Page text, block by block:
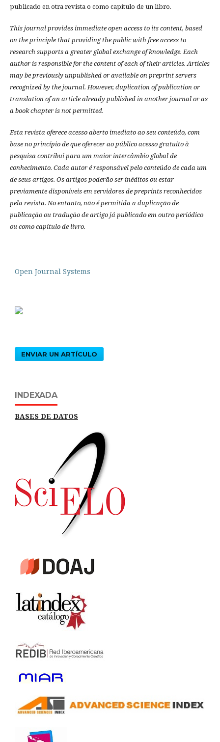
publicado en otra revista o como capítulo de un libro.
This journal provides immediate open access to its content, based
on the principle that providing the public with free access to
research supports a greater global exchange of knowledge. Each
author is responsible for the content of each of their articles. Articles
may be previously unpublished or available on preprint servers
recognized by the journal. However, duplication of publication or
translation of an article already published in another journal or as
a book chapter is not permitted.
Esta revista oferece acesso aberto imediato ao seu conteúdo, com
base no princípio de que oferecer ao público acesso gratuito à
pesquisa contribui para um maior intercâmbio global de
conhecimento. Cada autor é responsável pelo conteúdo de cada um
de seus artigos. Os artigos poderão ser inéditos ou estar
previamente disponíveis em servidores de preprints reconhecidos
pela revista. No entanto, não é permitida a duplicação de
publicação ou tradução de artigo já publicado em outro periódico
ou como capítulo de livro.
Open Journal Systems
ENVIAR UN ARTÍCULO
INDEXADA
BASES DE DATOS